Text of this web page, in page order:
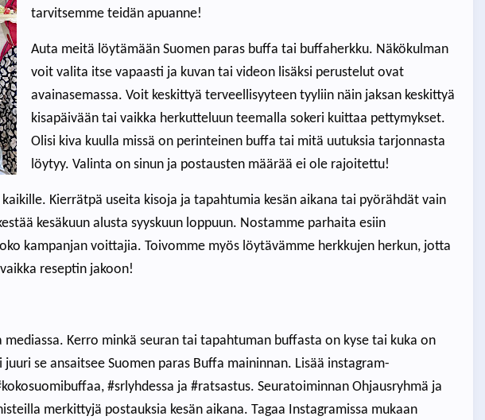
tarvitsemme teidän apuanne!
Auta meitä löytämään Suomen paras buffa tai buffaherkku. Näkökulman
voit valita itse vapaasti ja kuvan tai videon lisäksi perustelut ovat
avainasemassa. Voit keskittyä terveellisyyteen tyyliin näin jaksan keskittyä
kisapäivään tai vaikka herkutteluun teemalla sokeri kuittaa pettymykset.
Olisi kiva kuulla missä on perinteinen buffa tai mitä uutuksia tarjonnasta
löytyy. Valinta on sinun ja postausten määrää ei ole rajoitettu!
Kierrätpä useita kisoja ja tapahtumia kesän aikana tai pyörähdät vain
kesäkuun alusta syyskuun loppuun. Nostamme parhaita esiin
kampanjan voittajia. Toivomme myös löytävämme herkkujen herkun, jotta
reseptin jakoon!
mediassa. Kerro minkä seuran tai tapahtuman buffasta on kyse tai kuka on
se ansaitsee Suomen paras Buffa maininnan. Lisää instagram-
#srlyhdessa ja #ratsastus. Seuratoiminnan Ohjausryhmä ja
merkittyjä postauksia kesän aikana. Tagaa Instagramissa mukaan